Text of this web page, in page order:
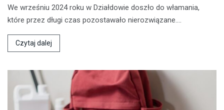
We wrześniu 2024 roku w Działdowie doszło do włamania,
które przez długi czas pozostawało nierozwiązane.…
Czytaj dalej